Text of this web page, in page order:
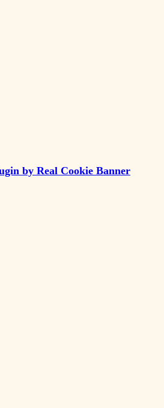
by Real Cookie Banner